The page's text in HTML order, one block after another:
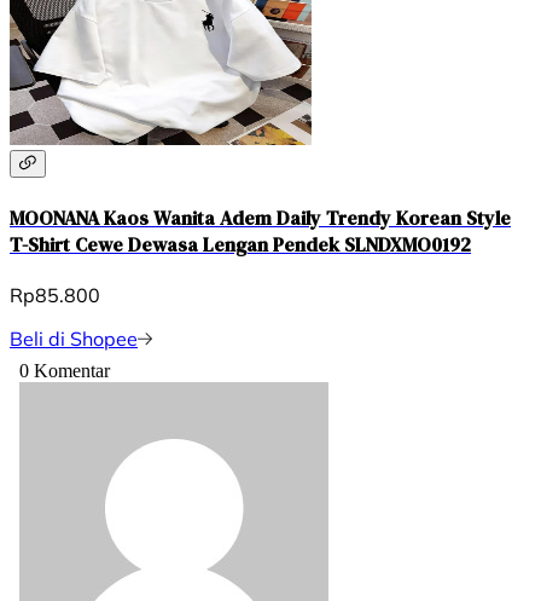
MOONANA Kaos Wanita Adem Daily Trendy Korean Style
T-Shirt Cewe Dewasa Lengan Pendek SLNDXMO0192
Rp85.800
Beli di Shopee